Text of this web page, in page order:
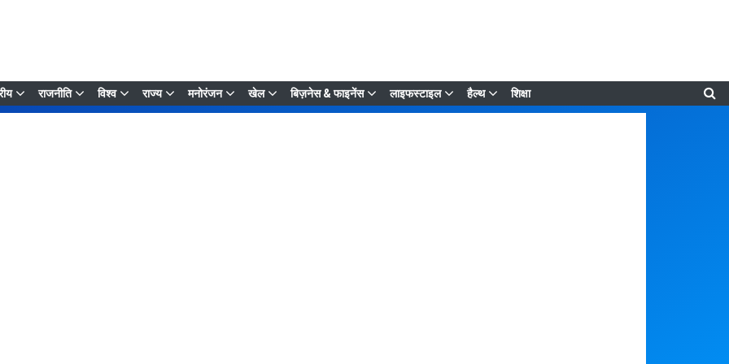
राजनीति विश्व राज्य मनोरंजन खेल बिज़नेस & फाइनेंस लाइफस्टाइल हैल्थ शिक्षा